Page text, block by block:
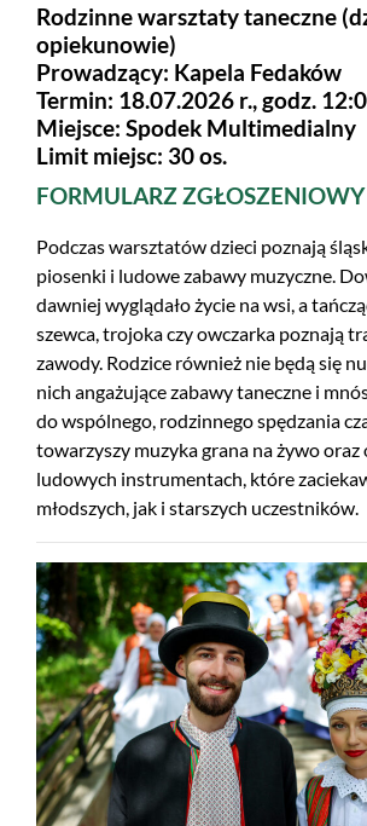
Rodzinne warsztaty taneczne
opiekunowie)
Prowadzący: Kapela Fedaków
Termin: 18.07.2026 r., godz.
Miejsce: Spodek Multimedialny
Limit miejsc: 30 os.
FORMULARZ ZGŁOSZENIOWY
Podczas warsztatów dzieci poznają
piosenki i ludowe zabawy muzyczne.
dawniej wyglądało życie na wsi, a
szewca, trojoka czy owczarka poznają
zawody. Rodzice również nie będą się
nich angażujące zabawy taneczne i
do wspólnego, rodzinnego spędzania
towarzyszy muzyka grana na żywo oraz
ludowych instrumentach, które
młodszych, jak i starszych uczestników.